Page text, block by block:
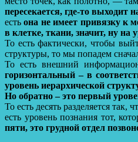
пересекается, где-то выходит
естьона не имеет привязку к
в клетке, ткани, значит, ну
То есть фактически, чтобы
структуры, то мы попадем
То есть внешний
горизонтальный – в
уровень иерархической
Но обратно – это первый
То есть десять разделяется
есть уровень познания тот,
пяти, это грудной отдел